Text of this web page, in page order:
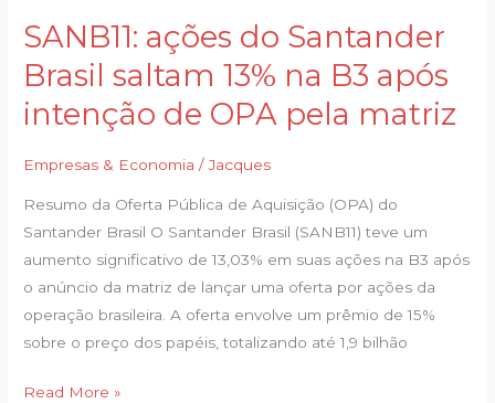
SANB11: ações do Santander
Brasil saltam 13% na B3 após
intenção de OPA pela matriz
Empresas & Economia /Jacques
Resumo da Oferta Pública de Aquisição (OPA) do
Santander Brasil O Santander Brasil (SANB11) teve um
aumento significativo de 13,03% em suas ações na B3 após
o anúncio da matriz de lançar uma oferta por ações da
operação brasileira. A oferta envolve um prêmio de 15%
sobre o preço dos papéis, totalizando até 1,9 bilhão
SANB11:
do
Santander
saltam
intenção
de
pela
Read More »